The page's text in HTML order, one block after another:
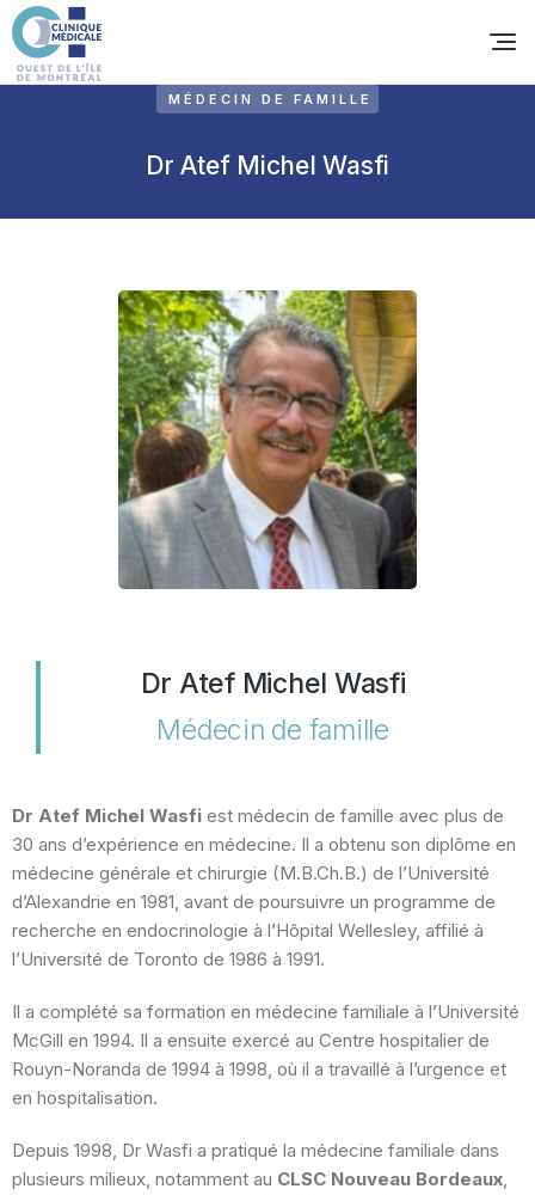
MÉDECIN DE FAMILLE
Dr Atef Michel Wasfi
Dr Atef Michel Wasfi
Médecin de famille
Dr Atef Michel Wasfi est médecin de famille avec plus de
30 ans d’expérience en médecine. Il a obtenu son diplôme en
médecine générale et chirurgie (M.B.Ch.B.) de l’Université
d’Alexandrie en 1981, avant de poursuivre un programme de
recherche en endocrinologie à l’Hôpital Wellesley, affilié à
l’Université de Toronto de 1986 à 1991.
Il a complété sa formation en médecine familiale à l’Université
McGill en 1994. Il a ensuite exercé au Centre hospitalier de
Rouyn-Noranda de 1994 à 1998, où il a travaillé à l’urgence et
en hospitalisation.
Depuis 1998, Dr Wasfi a pratiqué la médecine familiale dans
plusieurs milieux, notamment au CLSC Nouveau Bordeaux,